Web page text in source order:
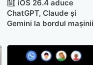
iOS 26.4 aduce
ChatGPT, Claude și
Gemini la bordul mașinii